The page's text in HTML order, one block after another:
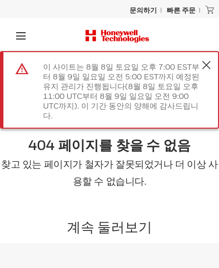
문의하기 빠른 주문
이 사이트는 8월 8일 토요일 오후 7:00 EST부
터 8월 9일 일요일 오전 5:00 EST까지 예정된
유지 관리가 진행됩니다(8월 8일 토요일 오후
11:00 UTC부터 8월 9일 일요일 오전 9:00
UTC까지). 이 기간 동안의 양해에 감사드립니
다.
404 페이지를 찾을 수 없음
찾고 있는 페이지가 철자가 잘못되었거나 더 이상 사
용할 수 없습니다.
계속 둘러보기